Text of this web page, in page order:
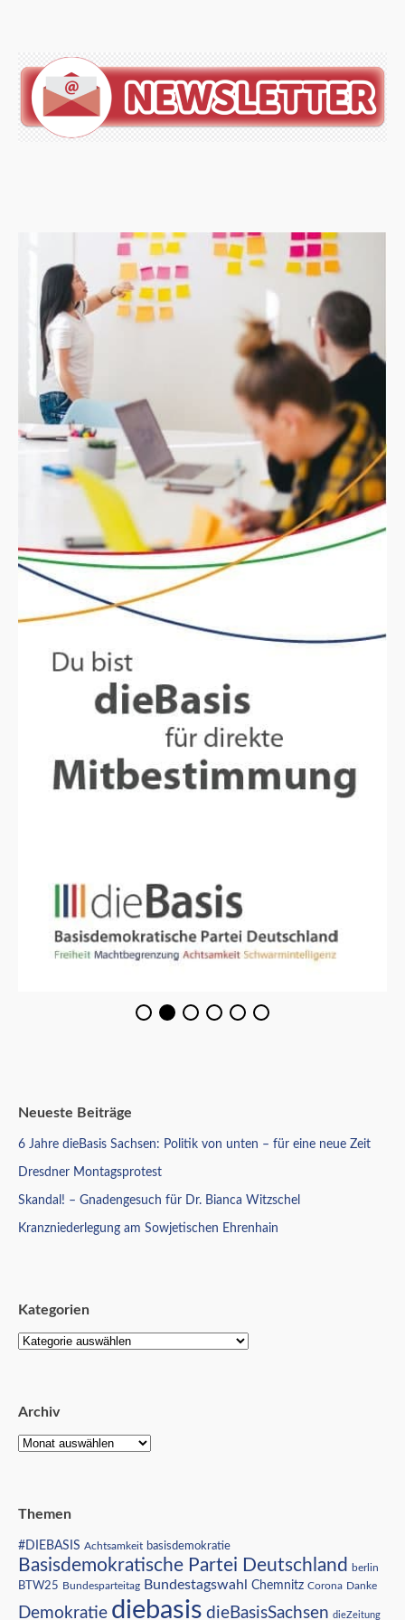
Neueste Beiträge
6 Jahre dieBasis Sachsen: Politik von unten – für eine neue Zeit
Dresdner Montagsprotest
Skandal! – Gnadengesuch für Dr. Bianca Witzschel
Kranzniederlegung am Sowjetischen Ehrenhain
Kategorien
Archiv
Themen
#DIEBASIS Achtsamkeit basisdemokratie
Basisdemokratische Partei Deutschland berlin
BTW25 Bundesparteitag Bundestagswahl Chemnitz Corona Danke
Demokratie diebasis dieBasisSachsen dieZeitung